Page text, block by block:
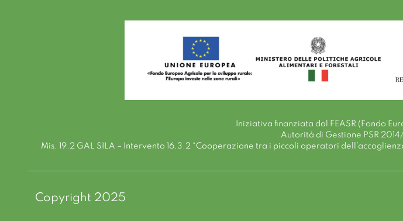
Iniziativa finanziata dal FEASR (Fondo
Autorità di Gestione PSR
Mis. 19.2 GAL SILA – Intervento 16.3.2 “Cooperazione tra i piccoli operatori
Copyright 2025